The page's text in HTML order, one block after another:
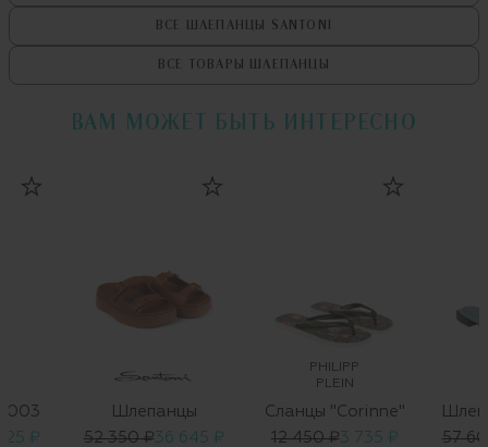
ВСЕ ШЛЕПАНЦЫ SANTONI
ВСЕ ТОВАРЫ ШЛЕПАНЦЫ
ВАМ МОЖЕТ БЫТЬ ИНТЕРЕСНО
₽
Шлепанцы
52 350 ₽36 645 ₽
PHILIPP
PLEIN
Сланцы "Corinne"
12 450 ₽3 735 ₽
57